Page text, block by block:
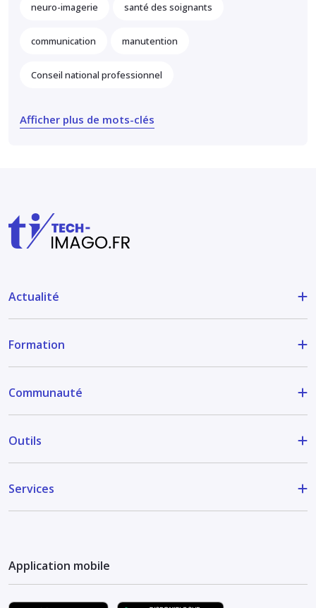
neuro-imagerie santé des soignants
communication manutention
Conseil national professionnel
Afficher plus de mots-clés
Actualité
Formation
Communauté
Outils
Services
Application mobile